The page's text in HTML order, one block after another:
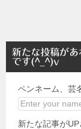
新たな投稿が
です(^_^)v
ペンネーム、芸
新たな記事が